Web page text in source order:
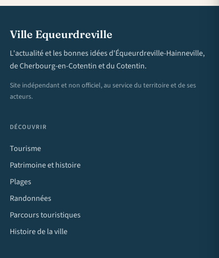
Ville Equeurdreville
L'actualité et les bonnes idées d'Équeurdreville-Hainneville,
de Cherbourg-en-Cotentin et du Cotentin.
Site indépendant et non officiel, au service du territoire et de ses
acteurs.
DÉCOUVRIR
Tourisme
Patrimoine et histoire
Plages
Randonnées
Parcours touristiques
Histoire de la ville